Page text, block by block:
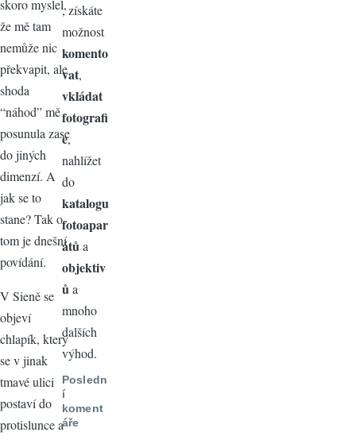
skoro myslel,
že mě tam
nemůže nic
překvapit, ale
shoda
“náhod” mě
posunula zase
do jiných
dimenzí. A
jak se to
stane? Tak o
tom je dnešní
povídání.
V Sieně se
objeví
chlapík, který
se v jinak
tmavé ulici
postaví do
protislunce a
, získáte
možnost
komento
vat,
vkládat
fotografi
e,
nahlížet
do
katalogu
fotoapar
átů a
objektiv
ů a
mnoho
dalších
výhod.
Posledn
í
koment
áře